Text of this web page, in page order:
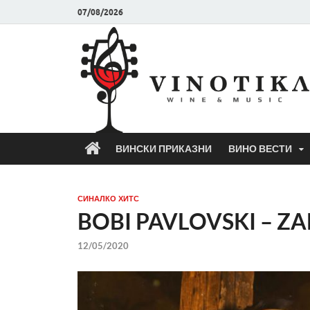
07/08/2026
ВИНСКИ ПРИКАЗНИ ВИНО ВЕСТИ
СИНАЛКО ХИТС
BOBI PAVLOVSKI –
12/05/2020